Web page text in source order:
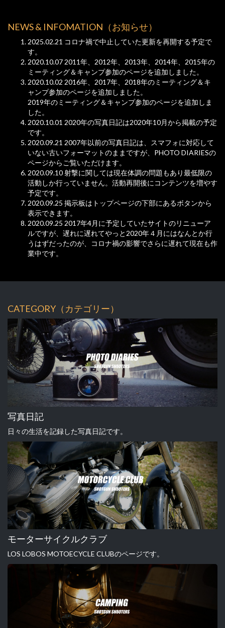
NEWS & INFOMATION（お知らせ）
2025.02.21 コロナ禍で中止していた更新を再開する予定で
す。
2020.10.07 2011年、2012年、2013年、2014年、2015年の
ミーティング＆キャンプ参加のページを追加しました。
2020.10.02 2016年、2017年、2018年のミーティング＆キ
ャンプ参加のページを追加しました。
2019年のミーティング＆キャンプ参加のページを追加しま
した。
2020.10.01 2020年の写真日記は2020年10月から掲載の予定
です。
2020.09.21 2007年以前の写真日記は、スマフォに対応して
いない古いフォーマットのままですが、PHOTO DIARIESの
ページからご覧いただけます。
2020.09.10 射撃に関しては現在体調の問題もあり最低限の
活動しか行っていません。活動再開後にコンテンツを増やす
予定です。
2020.09.25 掲示板はトップページの下部にあるボタンから
表示できます。
2020.09.25 2017年4月に予定していたサイトのリニューア
ルですが、遅れに遅れてやっと2020年４月にはなんとか行
うはずだったのが、コロナ禍の影響でさらに遅れて現在も作
業中です。
CATEGORY（カテゴリー）
写真日記
日々の生活を記録した写真日記です。
モーターサイクルクラブ
LOS LOBOS MOTOECYCLE CLUBのページです。